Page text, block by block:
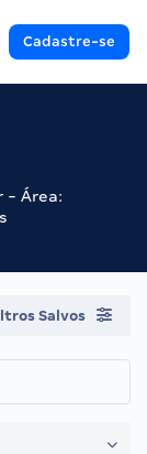
Cadastre-se
- Área:
Salvos